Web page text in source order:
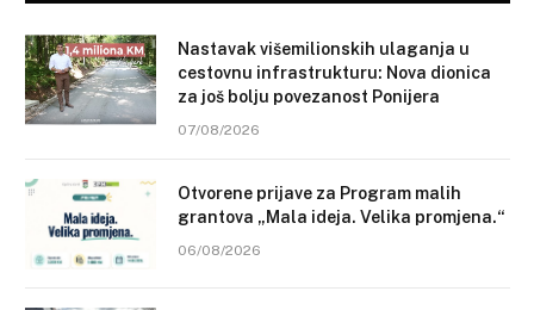
Nastavak višemilionskih ulaganja u
cestovnu infrastrukturu: Nova dionica
za još bolju povezanost Ponijera
07/08/2026
Otvorene prijave za Program malih
grantova „Mala ideja. Velika promjena.“
06/08/2026